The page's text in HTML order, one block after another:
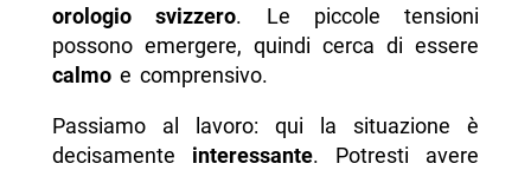
orologio svizzero. Le piccole tensioni
possono emergere, quindi cerca di essere
calmoe comprensivo.
Passiamo al lavoro: qui la situazione è
decisamente interessante. Potresti avere